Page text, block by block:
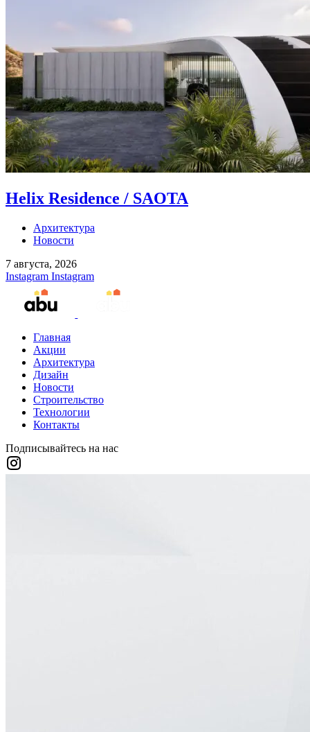
Helix Residence / SAOTA
Архитектура
Новости
7 августа, 2026
Instagram Instagram
Главная
Акции
Архитектура
Дизайн
Новости
Строительство
Технологии
Контакты
Подписывайтесь на нас